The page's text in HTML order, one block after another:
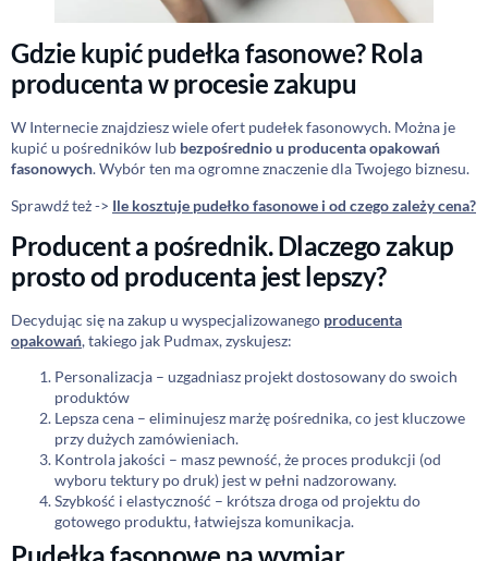
Gdzie kupić pudełka fasonowe? Rola
producenta w procesie zakupu
W Internecie znajdziesz wiele ofert pudełek fasonowych. Można je
kupić u pośredników lub bezpośrednio u producenta opakowań
fasonowych. Wybór ten ma ogromne znaczenie dla Twojego biznesu.
Sprawdź też -> Ile kosztuje pudełko fasonowe i od czego zależy cena?
Producent a pośrednik. Dlaczego zakup
prosto od producenta jest lepszy?
Decydując się na zakup u wyspecjalizowanego producenta
opakowań, takiego jak Pudmax, zyskujesz:
Personalizacja – uzgadniasz projekt dostosowany do swoich
produktów
Lepsza cena – eliminujesz marżę pośrednika, co jest kluczowe
przy dużych zamówieniach.
Kontrola jakości – masz pewność, że proces produkcji (od
wyboru tektury po druk) jest w pełni nadzorowany.
Szybkość i elastyczność – krótsza droga od projektu do
gotowego produktu, łatwiejsza komunikacja.